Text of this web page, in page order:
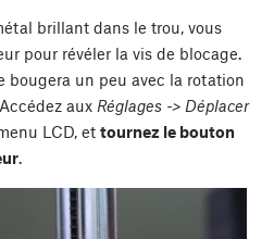
brillant dans le trou, vous
pour révéler la vis de blocage.
bougera un peu avec la rotation
aux Réglages -> Déplacer
LCD, et tournez le bouton